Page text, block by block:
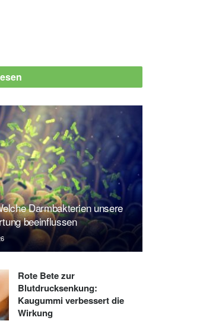
Darmbakterien unsere
beeinflussen
Rote Bete zur
Blutdrucksenkung:
Kaugummi verbessert die
Wirkung